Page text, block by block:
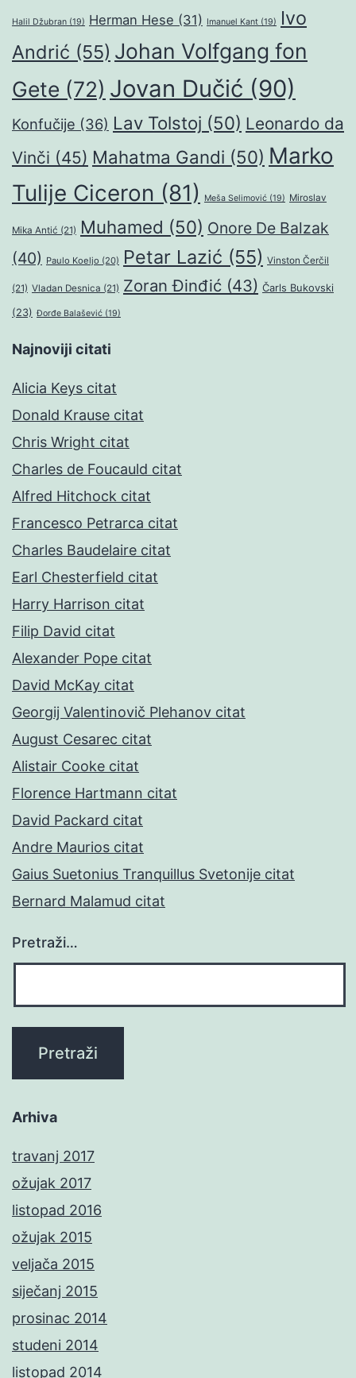
Halil Džubran (19) Herman Hese (31) Imanuel Kant (19)
Ivo
Andrić (55) Johan Volfgang fon
Gete (72) Jovan Dučić (90)
Konfučije (36) Lav Tolstoj (50) Leonardo da
Vinči (45) Mahatma Gandi (50) Marko
Tulije Ciceron (81) Meša Selimović (19) Miroslav
Mika Antić (21) Muhamed (50) Onore De Balzak
(40) Paulo Koeljo (20) Petar Lazić (55) Vinston Čerčil
(21) Vladan Desnica (21) Zoran Đinđić (43) Čarls Bukovski
(23) Đorđe Balašević (19)
Najnoviji citati
Alicia Keys citat
Donald Krause citat
Chris Wright citat
Charles de Foucauld citat
Alfred Hitchock citat
Francesco Petrarca citat
Charles Baudelaire citat
Earl Chesterfield citat
Harry Harrison citat
Filip David citat
Alexander Pope citat
David McKay citat
Georgij Valentinovič Plehanov citat
August Cesarec citat
Alistair Cooke citat
Florence Hartmann citat
David Packard citat
Andre Maurios citat
Gaius Suetonius Tranquillus Svetonije citat
Bernard Malamud citat
Pretraži…
Arhiva
travanj 2017
ožujak 2017
listopad 2016
ožujak 2015
veljača 2015
siječanj 2015
prosinac 2014
studeni 2014
listopad 2014